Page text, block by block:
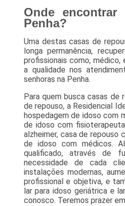
Onde
Penha?
Uma destas casas de
longa permanência,
profissionais como,
a qualidade nos
senhoras na Penha.
Para quem busca casas de
de repouso, a Residencial
hospedagem de idoso com
de idoso com
alzheimer, casa de repouso
de idoso com médicos.
qualificado, através de
necessidade de cada
instalações modernas,
profissional e objetiva, e
lar para idoso geriátrica e
conosco. Teremos prazer